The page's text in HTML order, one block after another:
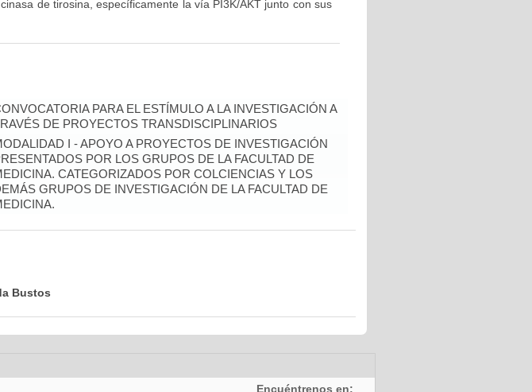
de tirosina, específicamente la vía PI3K/AKT junto con sus
PARA EL ESTÍMULO A LA INVESTIGACIÓN A
DE PROYECTOS TRANSDISCIPLINARIOS
I - APOYO A PROYECTOS DE INVESTIGACIÓN
POR LOS GRUPOS DE LA FACULTAD DE
CATEGORIZADOS POR COLCIENCIAS Y LOS
GRUPOS DE INVESTIGACIÓN DE LA FACULTAD DE
Bustos
Encuéntrenos en: